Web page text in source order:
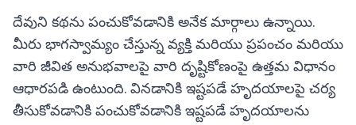
దేవుని కథను పంచుకోవడానికి అనేక మార్గాలు ఉన్నాయి.
మీరు భాగస్వామ్యం చేస్తున్న వ్యక్తి మరియు ప్రపంచం మరియు
వారి జీవిత అనుభవాలపై వారి దృష్టికోణంపై ఉత్తమ విధానం
ఆధారపడి ఉంటుంది. వినడానికి ఇష్టపడే హృదయాలపై చర్య
తీసుకోవడానికి పంచుకోవడానికి ఇష్టపడే హృదయాలను